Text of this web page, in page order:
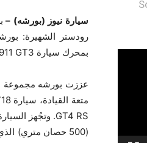
سيارة نيوز (بورشه) –
بمحرك سيارة ‎‎911 GT3‎ سريع الدوران في المنتصف.
‏(500 حصان متري)